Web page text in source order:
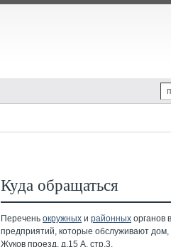
Куда обращаться
Перечень окружных и районных органов
предприятий, которые обслуживают
Жуков проезд, д.15 А, стр.3.